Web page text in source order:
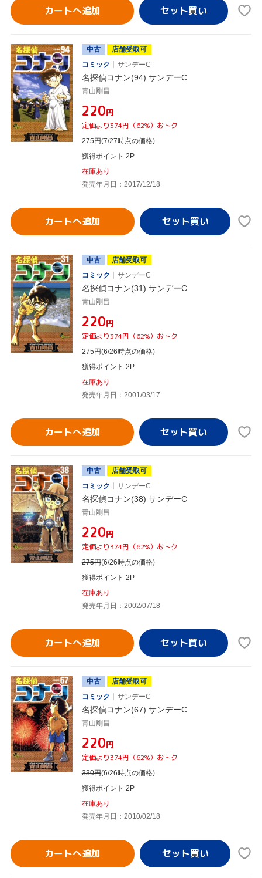
カートへ追加
中古
店舗受取可
コミック
サンデーC
名探偵コナン(94) サンデーC
青山剛昌
¥220円
定価より374円（62%）おトク
275円(7/27時点の価格)
獲得ポイント 2P
在庫あり
発売年月日：2017/12/18
カートへ追加
中古
店舗受取可
コミック
サンデーC
名探偵コナン(31) サンデーC
青山剛昌
¥220円
定価より374円（62%）おトク
275円(6/26時点の価格)
獲得ポイント 2P
在庫あり
発売年月日：2001/03/17
カートへ追加
中古
店舗受取可
コミック
サンデーC
名探偵コナン(38) サンデーC
青山剛昌
¥220円
定価より374円（62%）おトク
275円(6/26時点の価格)
獲得ポイント 2P
在庫あり
発売年月日：2002/07/18
カートへ追加
中古
店舗受取可
コミック
サンデーC
名探偵コナン(67) サンデーC
青山剛昌
¥220円
定価より374円（62%）おトク
330円(6/26時点の価格)
獲得ポイント 2P
在庫あり
発売年月日：2010/02/18
カートへ追加